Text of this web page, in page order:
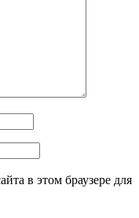
в этом браузере для